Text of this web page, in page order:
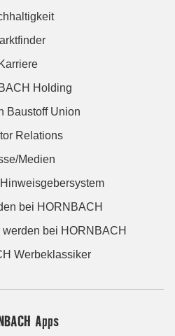
Karriere
Holding
Baustoff Union
Relations
Medien
bei HORNBACH
werden bei HORNBACH
Werbeklassiker
Apps